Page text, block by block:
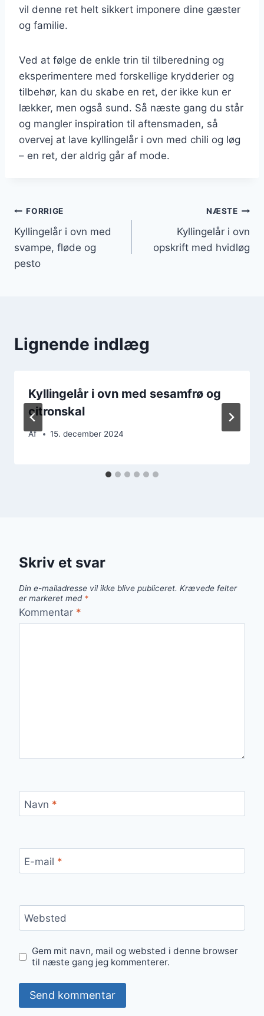
vil denne ret helt sikkert imponere dine gæster
og familie.
Ved at følge de enkle trin til tilberedning og
eksperimentere med forskellige krydderier og
tilbehør, kan du skabe en ret, der ikke kun er
lækker, men også sund. Så næste gang du står
og mangler inspiration til aftensmaden, så
overvej at lave kyllingelår i ovn med chili og løg
– en ret, der aldrig går af mode.
Indlægsnavigation
FORRIGE
Kyllingelår i ovn med
svampe, fløde og
pesto
NÆSTE
Kyllingelår i ovn
opskrift med hvidløg
Lignende indlæg
Kyllingelår i ovn med sesamfrø og
citronskal
Af 15. december 2024
Skriv et svar
Din e-mailadresse vil ikke blive publiceret. Krævede felter
er markeret med *
Kommentar *
Navn *
E-mail *
Websted
Gem mit navn, mail og websted i denne browser
til næste gang jeg kommenterer.